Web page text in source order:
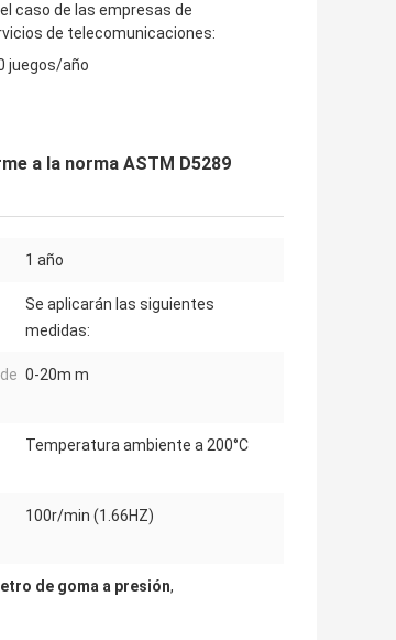
el caso de las empresas de
de telecomunicaciones:
juegos/año
a la norma ASTM D5289
1 año
Se aplicarán las siguientes
medidas:
0-20m m
Temperatura ambiente a 200°C
100r/min (1.66HZ)
de goma a presión,